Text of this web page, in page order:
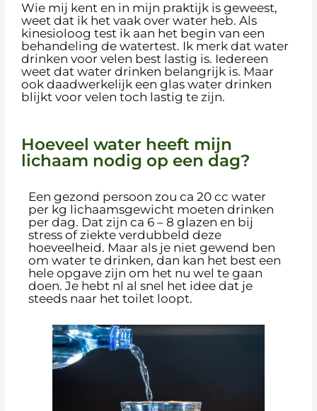
Wie mij kent en in mijn praktijk is geweest,
weet dat ik het vaak over water heb. Als
kinesioloog test ik aan het begin van een
behandeling de watertest. Ik merk dat water
drinken voor velen best lastig is. Iedereen
weet dat water drinken belangrijk is. Maar
ook daadwerkelijk een glas water drinken
blijkt voor velen toch lastig te zijn.
Hoeveel water heeft mijn
lichaam nodig op een dag?
Een gezond persoon zou ca 20 cc water
per kg lichaamsgewicht moeten drinken
per dag. Dat zijn ca 6 – 8 glazen en bij
stress of ziekte verdubbeld deze
hoeveelheid. Maar als je niet gewend ben
om water te drinken, dan kan het best een
hele opgave zijn om het nu wel te gaan
doen. Je hebt nl al snel het idee dat je
steeds naar het toilet loopt.